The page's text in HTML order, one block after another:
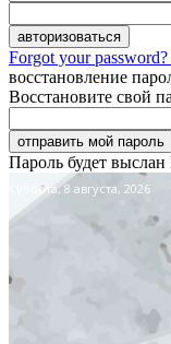
Forgot your
восстановление
Восстановите свой
Пароль будет
Суббота, 8 августа, 2026